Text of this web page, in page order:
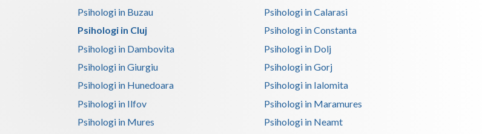
Valcea
Vaslui
Psihologi in Buzau
Psihologi in Calarasi
Psihologi in Cluj
Psihologi in Constanta
Psihologi in Dambovita
Psihologi in Dolj
Psihologi in Giurgiu
Psihologi in Gorj
Psihologi in Hunedoara
Psihologi in Ialomita
Psihologi in Ilfov
Psihologi in Maramures
Psihologi in Mures Psihologi in Neamt